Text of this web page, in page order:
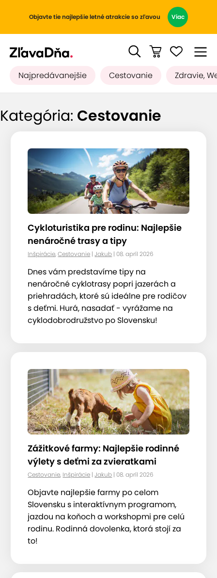
Objavte tie najlepšie letné atrakcie so zľavou Viac
Najpredávanejšie Cestovanie Zdravie,
Kategória: Cestovanie
Cykloturistika pre rodinu: Najlepšie
nenáročné trasy a tipy
Inšpirácie,Cestovanie |Jakub | 08. apríl 2026
Dnes vám predstavíme tipy na
nenáročné cyklotrasy popri jazerách a
priehradách, ktoré sú ideálne pre rodičov
s deťmi. Hurá, nasadať - vyrážame na
cyklodobrodružstvo po Slovensku!
Zážitkové farmy: Najlepšie rodinné
výlety s deťmi za zvieratkami
Cestovanie, Inšpirácie |Jakub | 08. apríl 2026
Objavte najlepšie farmy po celom
Slovensku s interaktívnym programom,
jazdou na koňoch a workshopmi pre celú
rodinu. Rodinná dovolenka, ktorá stojí za
to!